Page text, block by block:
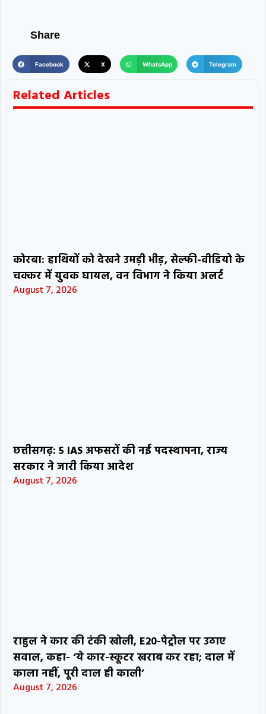
Share
Facebook X WhatsApp Telegram
Related Articles
कोरबा: हाथियों को देखने उमड़ी भीड़, सेल्फी-वीडियो के
चक्कर में युवक घायल, वन विभाग ने किया अलर्ट
August 7, 2026
छत्तीसगढ़: 5 IAS अफसरों की नई पदस्थापना, राज्य
सरकार ने जारी किया आदेश
August 7, 2026
राहुल ने कार की टंकी खोली, E20-पेट्रोल पर उठाए
सवाल, कहा- ‘ये कार-स्कूटर खराब कर रहा; दाल में
काला नहीं, पूरी दाल ही काली’
August 7, 2026